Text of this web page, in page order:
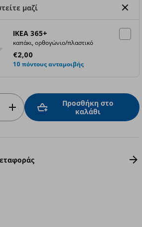
μαζί
IKEA 365+
καπάκι, ορθογώνιο/πλαστικό
€2,00
Τρέχουσα τιμή
10 πόντους ανταμοιβής
Προσθήκη στο
καλάθι